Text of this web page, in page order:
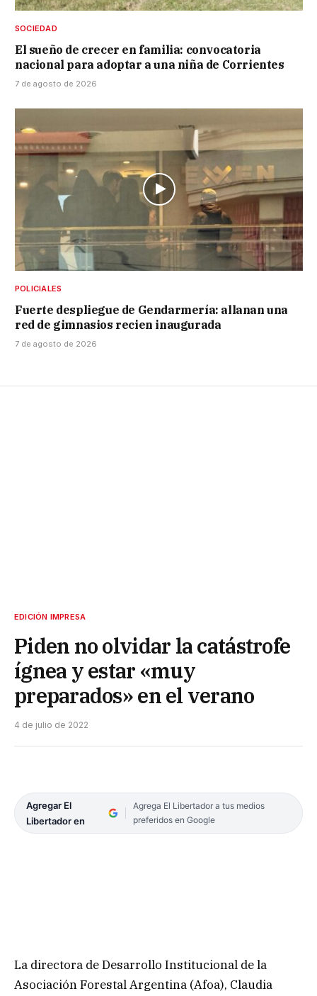
SOCIEDAD
El sueño de crecer en familia: convocatoria
nacional para adoptar a una niña de Corrientes
7 de agosto de 2026
POLICIALES
Fuerte despliegue de Gendarmería: allanan una
red de gimnasios recien inaugurada
7 de agosto de 2026
EDICIÓN IMPRESA
Piden no olvidar la catástrofe
ígnea y estar «muy
preparados» en el verano
4 de julio de 2022
Agregar El
Libertador en
Agrega El Libertador a tus medios
preferidos en Google
La directora de Desarrollo Institucional de la
Asociación Forestal Argentina (Afoa), Claudia